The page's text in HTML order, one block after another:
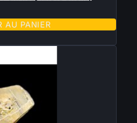
AU PANIER